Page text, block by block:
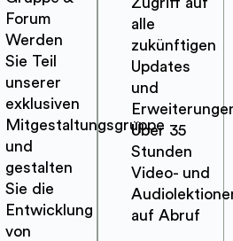
Forum
Werden
Sie Teil
unserer
exklusiven
Mitgestaltungsgruppe
und
gestalten
Sie die
Entwicklung
von
alle
zukünftigen
Updates
und
Über 35
Stunden
Video- und
auf Abruf